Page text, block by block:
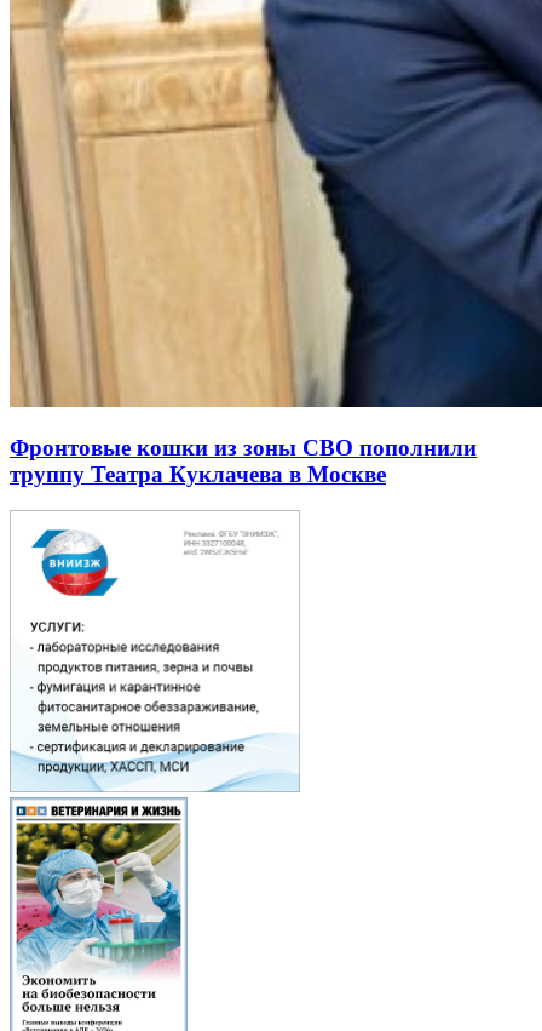
Фронтовые кошки из зоны СВО пополнили
труппу Театра Куклачева в Москве